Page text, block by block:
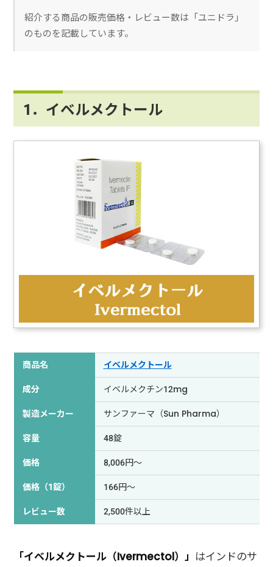
紹介する商品の販売価格・レビュー数は「ユニドラ」
のものを記載しています。
1．イベルメクトール
商品名
イベルメクトール
成分
イベルメクチン12mg
製造メーカー
サンファーマ（Sun Pharma）
容量
48錠
価格
8,006円～
価格（1錠）
166円～
レビュー数
2,500件以上
「イベルメクトール（Ivermectol）」 はインドのサ